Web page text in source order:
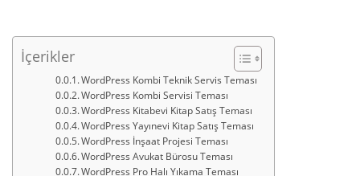
İçerikler
WordPress Kombi Teknik Servis Teması
WordPress Kombi Servisi Teması
WordPress Kitabevi Kitap Satış Teması
WordPress Yayınevi Kitap Satış Teması
WordPress İnşaat Projesi Teması
WordPress Avukat Bürosu Teması
WordPress Pro Halı Yıkama Teması